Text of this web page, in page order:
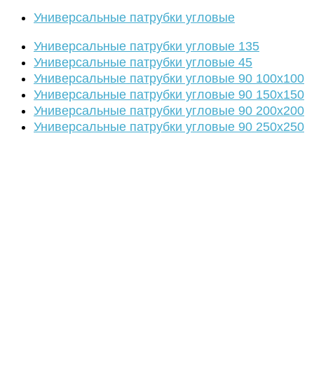
Универсальные патрубки угловые
Универсальные патрубки угловые 135
Универсальные патрубки угловые 45
Универсальные патрубки угловые 90 100х100
Универсальные патрубки угловые 90 150х150
Универсальные патрубки угловые 90 200х200
Универсальные патрубки угловые 90 250х250